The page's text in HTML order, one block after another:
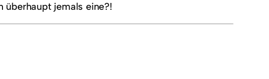
überhaupt jemals eine?!